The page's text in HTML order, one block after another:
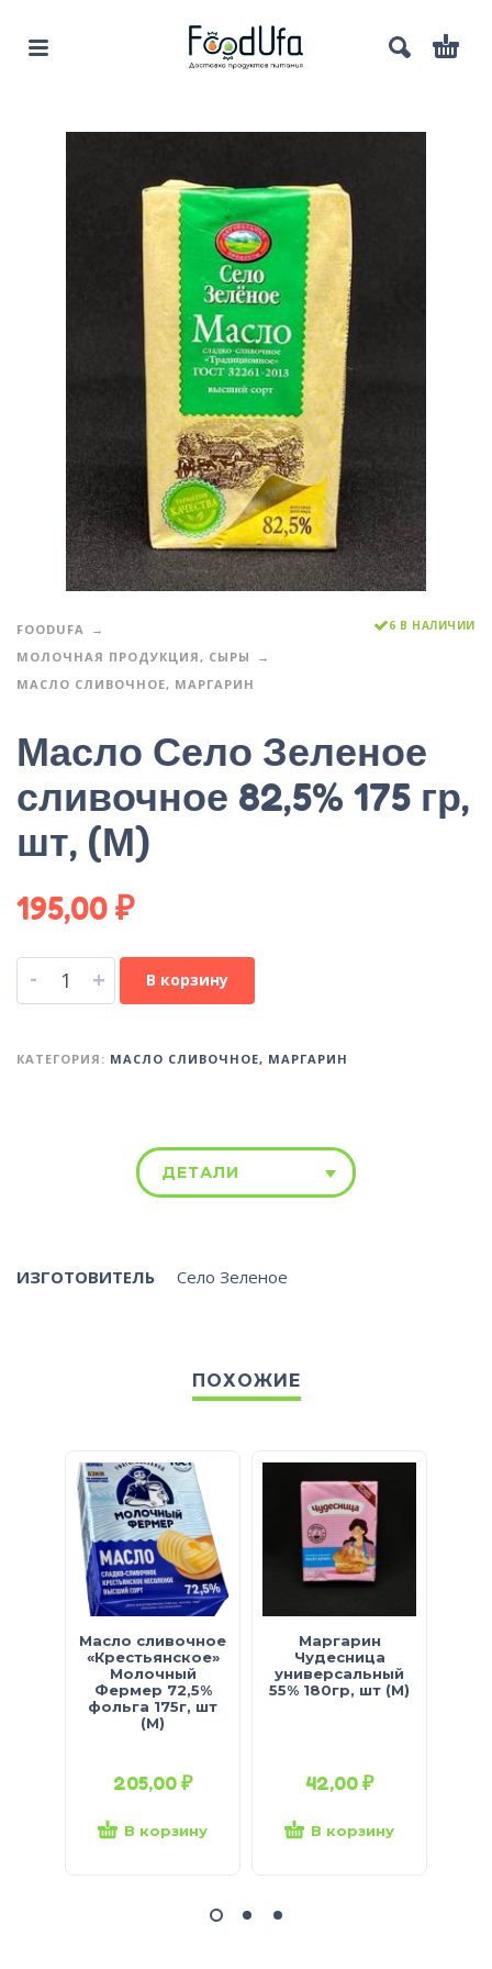
FOODUFA
МОЛОЧНАЯ ПРОДУКЦИЯ, СЫРЫ
МАСЛО СЛИВОЧНОЕ, МАРГАРИН
6 В НАЛИЧИИ
Масло Село Зеленое
сливочное 82,5% 175 гр,
шт, (М)
195,00₽
- + В корзину
КАТЕГОРИЯ: МАСЛО СЛИВОЧНОЕ, МАРГАРИН
ДЕТАЛИ
ИЗГОТОВИТЕЛЬ Село Зеленое
ПОХОЖИЕ
Масло сливочное
«Крестьянское»
Молочный
Фермер 72,5%
фольга 175г, шт
(М)
205,00₽
В корзину
Маргарин
Чудесница
универсальный
55% 180гр, шт (М)
42,00₽
В корзину